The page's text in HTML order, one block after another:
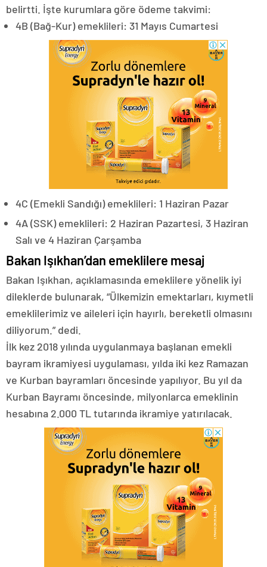
belirtti. İşte kurumlara göre ödeme takvimi:
4B (Bağ-Kur) emeklileri: 31 Mayıs Cumartesi
4C (Emekli Sandığı) emeklileri: 1 Haziran Pazar
4A (SSK) emeklileri: 2 Haziran Pazartesi, 3 Haziran
Salı ve 4 Haziran Çarşamba
Bakan Işıkhan’dan emeklilere mesaj
Bakan Işıkhan, açıklamasında emeklilere yönelik iyi
dileklerde bulunarak, “Ülkemizin emektarları, kıymetli
emeklilerimiz ve aileleri için hayırlı, bereketli olmasını
diliyorum.” dedi.
İlk kez 2018 yılında uygulanmaya başlanan emekli
bayram ikramiyesi uygulaması, yılda iki kez Ramazan
ve Kurban bayramları öncesinde yapılıyor. Bu yıl da
Kurban Bayramı öncesinde, milyonlarca emeklinin
hesabına 2.000 TL tutarında ikramiye yatırılacak.